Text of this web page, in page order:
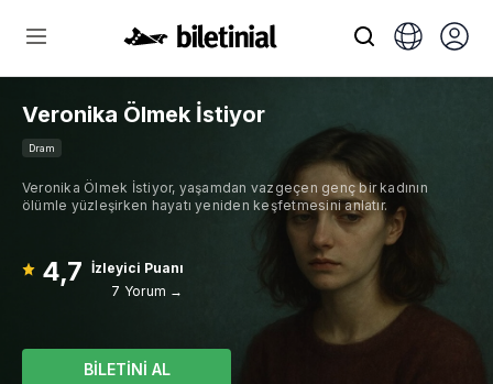
Veronika Ölmek İstiyor
Dram
Veronika Ölmek İstiyor, yaşamdan vazgeçen genç bir kadının
ölümle yüzleşirken hayatı yeniden keşfetmesini anlatır.
4,7 İzleyici Puanı
7 Yorum →
BİLETİNİ AL